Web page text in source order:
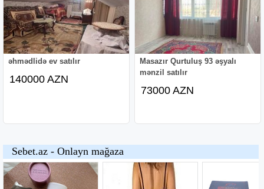
əhmədlidə ev satılır
140000 AZN
Masazır Qurtuluş 93 əşyalı
mənzil satılır
73000 AZN